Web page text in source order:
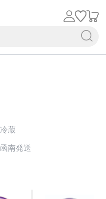
冷蔵
函南発送